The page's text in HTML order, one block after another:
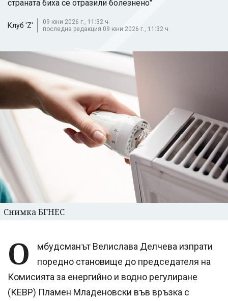
страната биха се отразили болезнено"
Клуб 'Z'
09 юни 2026 г., 11:32 ч.
последна редакция 09 юни 2026 г., 11:32 ч.
Снимка БГНЕС
О
мбудсманът Велислава Делчева изпрати
поредно становище до председателя на
Комисията за енергийно и водно регулиране
(КЕВР) Пламен Младеновски във връзка с